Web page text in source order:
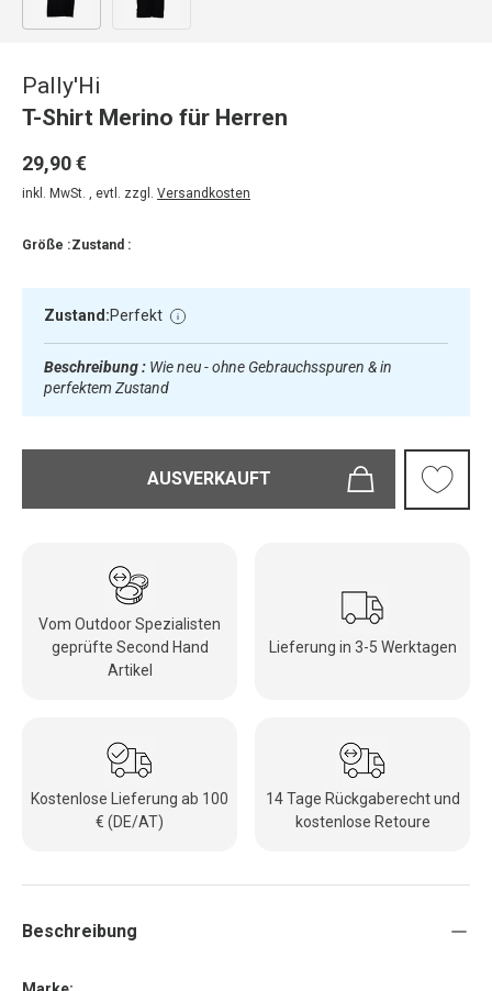
Bild 1 in Galerieansicht laden
Pally'Hi
T-Shirt Merino für Herren
29,90 €
inkl. MwSt. , evtl. zzgl. Versandkosten
Größe :Zustand :
Zustand:Perfekt
Beschreibung : Wie neu - ohne Gebrauchsspuren & in
perfektem Zustand
AUSVERKAUFT
Vom Outdoor Spezialisten
geprüfte Second Hand
Artikel
Lieferung in 3-5 Werktagen
Kostenlose Lieferung ab 100
€ (DE/AT)
14 Tage Rückgaberecht und
kostenlose Retoure
Beschreibung